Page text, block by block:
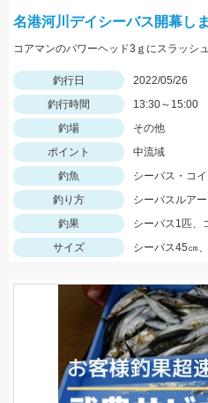
名港河川デイシーバス開幕し
釣行日
2022/05/26
釣行時間
13:30～15:00
釣場
その他
ポイント
中流域
釣魚
シーバス・コイ
釣り方
シーバスルアー
釣果
シーバス1匹、
サイズ
シーバス45㎝